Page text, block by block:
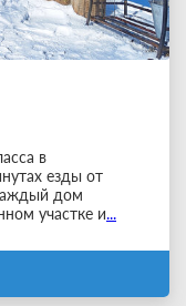
в
езды от
дом
участке и...